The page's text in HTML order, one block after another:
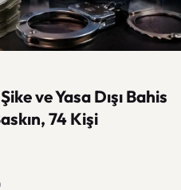
ve Yasa Dışı Bahis
74 Kişi